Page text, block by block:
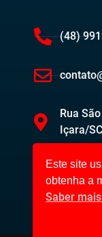
(48)
Rua
Içara/
Este site
obtenha a
Saber